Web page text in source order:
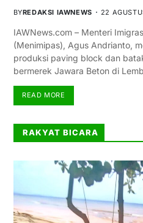
BYREDAKSI IAWNEWS 22
IAWNews.com – Menteri
(Menimipas), Agus Andrianto,
produksi paving block dan
bermerek Jawara Beton di
READ MORE
RAKYAT BICARA